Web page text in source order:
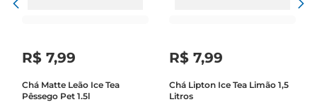
R$ 7,99
Chá Matte Leão Ice Tea
Pêssego Pet 1.5l
R$ 7,99
Chá Lipton Ice Tea Limão 1,5
Litros